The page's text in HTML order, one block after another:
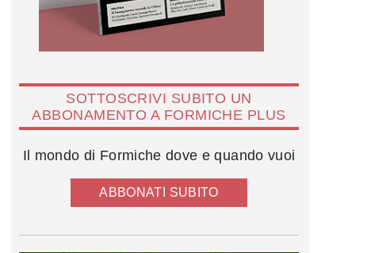
SOTTOSCRIVI SUBITO UN
ABBONAMENTO A FORMICHE PLUS
Il mondo di Formiche dove e quando vuoi
ABBONATI SUBITO